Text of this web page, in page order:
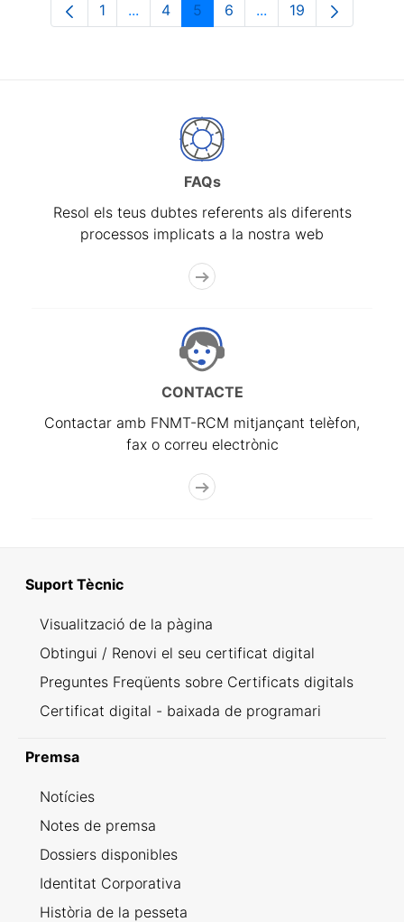
Pàgina
1 ...Pàgines intermèdies Utilitzeu TAB per
Pàgina
4 Pàgina
5 Pàgina
6 ...PàginesPàgina
19
FAQs
Resol els teus dubtes referents als diferents
processos implicats a la nostra web
CONTACTE
Contactar amb FNMT-RCM mitjançant telèfon,
fax o correu electrònic
Suport Tècnic
Visualització de la pàgina
Obtingui / Renovi el seu certificat digital
Preguntes Freqüents sobre Certificats digitals
Certificat digital - baixada de programari
Premsa
Notícies
Notes de premsa
Dossiers disponibles
Identitat Corporativa
Història de la pesseta